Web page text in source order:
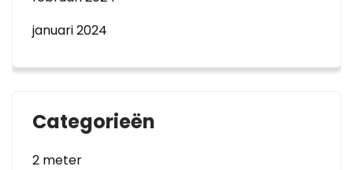
januari 2024
Categorieën
2 meter